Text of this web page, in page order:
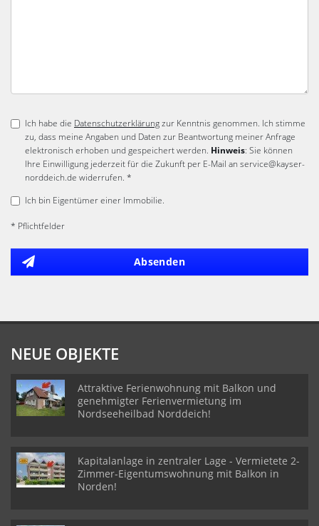
Ich habe die Datenschutzerklärungzur Kenntnis genommen. Ich stimme
zu, dass meine Angaben und Daten zur Beantwortung meiner Anfrage
elektronisch erhoben und gespeichert werden. Hinweis: Sie können
Ihre Einwilligung jederzeit für die Zukunft per E-Mail an service@kayser-
norddeich.de widerrufen. *
Ich bin Eigentümer einer Immobilie.
* Pflichtfelder
Absenden
NEUE OBJEKTE
Attraktive Ferienwohnung mit Balkon und
genehmigter Ferienvermietung im
Nordseeheilbad Norddeich!
Kapitalanlage in zentraler Lage - Vermietete 2-
Zimmer-Eigentumswohnung mit Balkon in
Norden!